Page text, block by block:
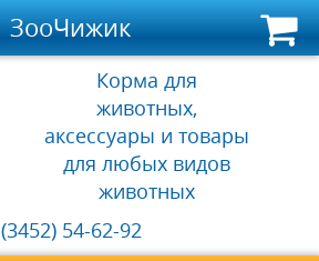
ЗооЧижик
Корма для
животных,
аксессуары и товары
для любых видов
животных
(3452) 54-62-92